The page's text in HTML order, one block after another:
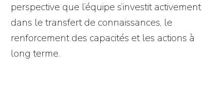
perspective que l’équipe s’investit activement
dans le transfert de connaissances, le
renforcement des capacités et les actions à
long terme.